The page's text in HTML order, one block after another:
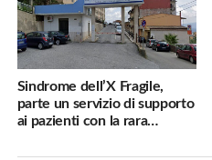
Sindrome dell’X Fragile,
parte un servizio di supporto
ai pazienti con la rara